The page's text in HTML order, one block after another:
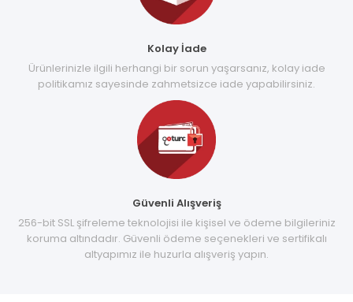
Kolay İade
Ürünlerinizle ilgili herhangi bir sorun yaşarsanız, kolay iade
politikamız sayesinde zahmetsizce iade yapabilirsiniz.
Güvenli Alışveriş
256-bit SSL şifreleme teknolojisi ile kişisel ve ödeme bilgileriniz
koruma altındadır. Güvenli ödeme seçenekleri ve sertifikalı
altyapımız ile huzurla alışveriş yapın.